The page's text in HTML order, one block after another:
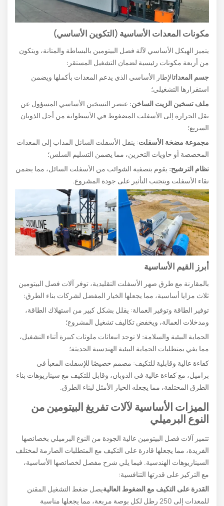
مكونات المعدات الأساسية (التكوين الأساسي)
يتميز الهيكل الأساسي لآلة فصل البيتومين بالبساطة والمتانة، ويتكون
من أربعة مكونات رئيسية لضمان التشغيل المستقر:
جسم المعداتالإطار الأساسي الذي يدعم المعدات بأكملها ويضمن
استقرارها التشغيلي؛
ملف تسخين الزيت الساخن: عنصر التسخين الأساسي المسؤول عن
نقل الحرارة إلى الأسفلت المضغوط في الأسطوانة من أجل الذوبان
السريع؛
مجموعة مضخة الأسفلت: ينقل الأسفلت السائل المذاب إلى المعدات
المخصصة أو حاويات التخزين، مما يضمن التسليم السلس؛
نظام الترشيح: يقوم بتصفية الشوائب من الأسفلت السائل، مما يضمن
نقاء الأسفلت ويتجنب التأثير على جودة المشروع.
أبرز القيم الأساسية
بالمقارنة مع طرق صهر الأسفلت التقليدية، توفر آلات فصل البيتومين
ثلاث مزايا أساسية، مما يجعلها الخيار المفضل لشركات بناء الطرق:
توفير الطاقة وتوفير العمالة: يقلل بشكل كبير من استهلاك الطاقة،
ومدخلات العمالة، ويخفض تكاليف تشغيل المشروع؛
الحماية البيئية والسلامة: لا توجد انبعاثات ملوثات كبيرة أثناء التشغيل،
مما يفي بمتطلبات الحماية البيئية الهندسية الحديثة؛
كفاءة عالية وقابلية للتكيف: مصمم خصيصًا للإسفلت المعبأ في
براميل، مع كفاءة عالية في الذوبان، وقابل للتكيف مع سيناريوهات بناء
الطرق المختلفة، مما يجعله الخيار الأمثل لبناء الطرق.
الميزات الأساسية لآلات تفريغ البيتومين من
النوع البرميلي
تتميز آلات فصل البيتومين عالية الجودة من النوع البرميلي بخصائصها
الفريدة، مما يجعلها قادرة على التكيف مع المتطلبات الصارمة لمختلف
السيناريوهات الهندسية. فيما يلي شرح مفصل لخصائصها الأساسية،
مع التركيز على قدرتها التنافسية:
القدرة على التكيف مع الضغوط العاليةيصل ضغط التشغيل المقنن
للمعدات إلى 250 رطل لكل بوصة مربعة، مما يجعلها مناسبة